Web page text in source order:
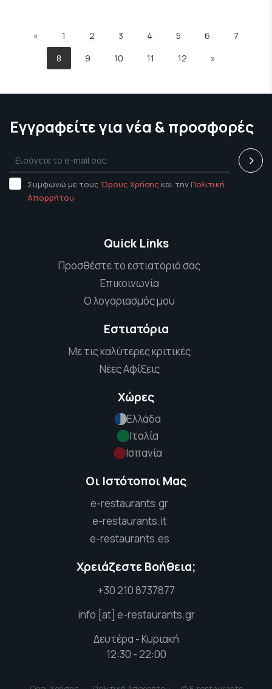
« 1 2 3 4 5 6
7
8
9 10 11 12 »
Εγγραφείτε για νέα & προσφορές
Συμφωνώ με τους Όρους Χρήσης και τηνΠολιτική
Απορρήτου
Quick Links
Προσθέστε το εστιατόριό σας
Επικοινωνία
Ο λογαριασμός μου
Εστιατόρια
Με τις καλύτερες κριτικές
Νέες Αφίξεις
Χώρες
Ελλάδα
Ιταλία
Ισπανία
Οι Ιστότοποι Μας
e-restaurants.gr
e-restaurants.it
e-restaurants.es
Χρειάζεστε Βοήθεια;
+30 210 8737877
info [at] e-restaurants.gr
Δευτέρα - Κυριακή
12:30 - 22:00